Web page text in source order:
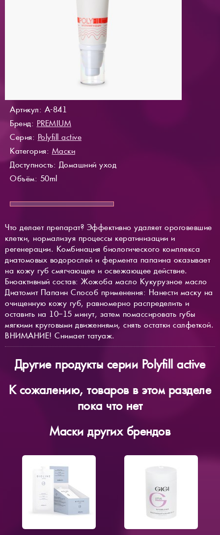
Артикул: A-841
Бренд: PREMIUM
Серия: Polyfill active
Категория: Маски
Доступность: Домашний уход
Объём: 50ml
Что делает препарат? Эффективно удаляет ороговевшие
клетки, нормализуя процессы кератинизации и
регенерации. Комбинация биологического комплекса
диатомовых водорослей и фермента папаина оказывает
на кожу губ смягчающее и освежающее действие.
Биоактивный состав: Жожоба масло Кукурузное масло
Диатомит Папаин Способ применения: Нанести маску на
очищенную кожу губ, равномерно распределить и
оставить на 10–15 минут, затем помассировать губы
мягкими круговыми движениями, снять остатки салфеткой.
ВНИМАНИЕ! Снимает татуаж.
Другие продукты серии Polyfill active
К сожалению, товаров в этом разделе
пока что нет
Маски других брендов